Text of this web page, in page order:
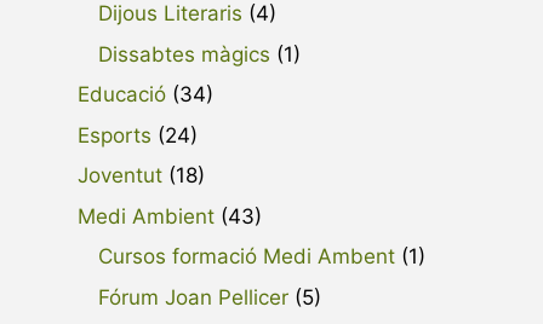
Dijous Literaris (4)
Dissabtes màgics (1)
Educació (34)
Esports (24)
Joventut (18)
Medi Ambient (43)
Cursos formació Medi Ambent (1)
Fórum Joan Pellicer (5)